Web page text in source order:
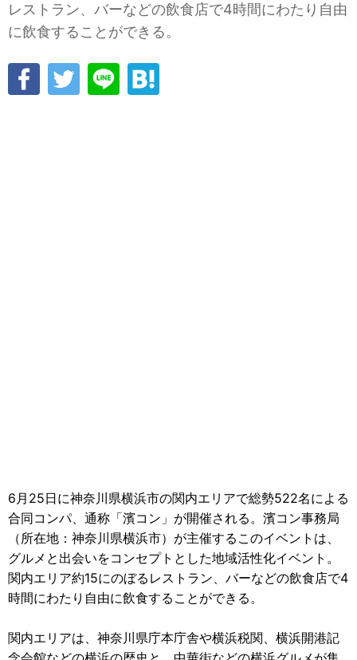
レストラン、バーなどの飲食店で4時間にわたり自由
に飲食することができる。
6月25日に神奈川県横浜市の関内エリアで総勢522名による
合同コンパ、通称「濱コン」が開催される。濱コン事務局
（所在地：神奈川県横浜市）が主催するこのイベントは、
グルメと出会いをコンセプトとした地域活性化イベント。
関内エリア約15にのぼるレストラン、バーなどの飲食店で4
時間にわたり自由に飲食することができる。
関内エリアは、神奈川県庁本庁舎や横浜税関、横浜開港記